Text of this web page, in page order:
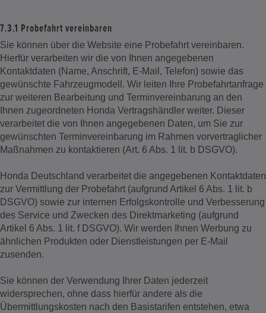
7.3.1 Probefahrt vereinbaren
Sie können über die Website eine Probefahrt vereinbaren.
Hierfür verarbeiten wir die von Ihnen angegebenen
Kontaktdaten (Name, Anschrift, E-Mail, Telefon) sowie das
gewünschte Fahrzeugmodell. Wir leiten Ihre Probefahrtanfrage
zur weiteren Bearbeitung und Terminvereinbarung an den
Ihnen zugeordneten Honda Vertragshändler weiter. Dieser
verarbeitet die von Ihnen angegebenen Daten, um Sie zur
gewünschten Terminvereinbarung im Rahmen vorvertraglicher
Maßnahmen zu kontaktieren (Art. 6 Abs. 1 lit. b DSGVO).
Honda Deutschland verarbeitet die angegebenen Kontaktdaten
zur Vermittlung der Probefahrt (aufgrund Artikel 6 Abs. 1 lit. b
DSGVO) sowie zur internen Erfolgskontrolle und Verbesserung
des Service und Zwecken des Direktmarketing (aufgrund
Artikel 6 Abs. 1 lit. f DSGVO). Wir werden Ihnen Werbung zu
ähnlichen Produkten oder Dienstleistungen per E-Mail
zusenden.
Sie können der Verwendung Ihrer Daten jederzeit
widersprechen, ohne dass hierfür andere als die
Übermittlungskosten nach den Basistarifen entstehen, etwa